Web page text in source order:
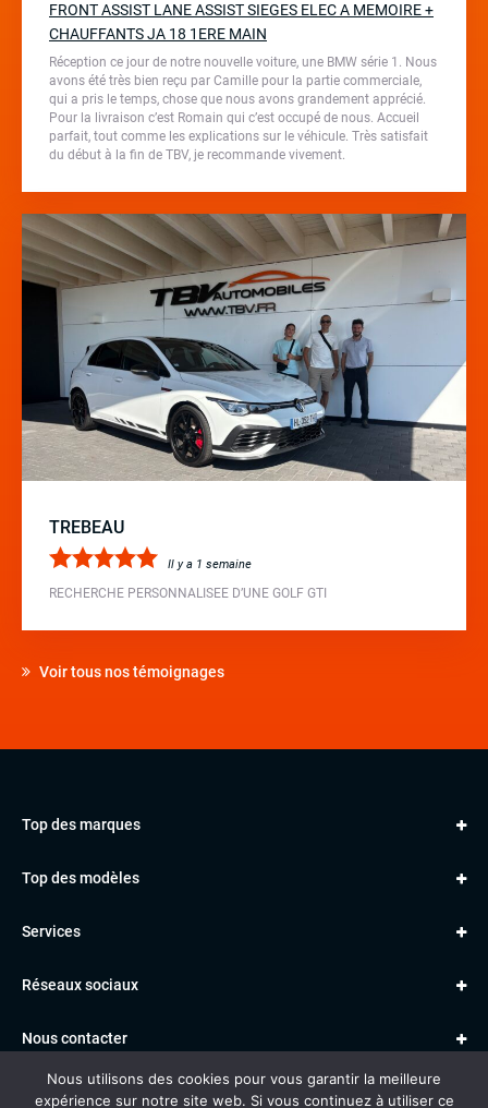
FRONT ASSIST LANE ASSIST SIEGES ELEC A MEMOIRE +
CHAUFFANTS JA 18 1ERE MAIN
Réception ce jour de notre nouvelle voiture, une BMW série 1. Nous
avons été très bien reçu par Camille pour la partie commerciale,
qui a pris le temps, chose que nous avons grandement apprécié.
Pour la livraison c’est Romain qui c’est occupé de nous. Accueil
parfait, tout comme les explications sur le véhicule. Très satisfait
du début à la fin de TBV, je recommande vivement.
TREBEAU
Il y a 1 semaine
RECHERCHE PERSONNALISEE D’UNE GOLF GTI
Voir tous nos témoignages
Top des marques
VOLKSWAGEN
BMW
Top des modèles
Classe A
A3
Services
Le garage TBV
Location TBV
Réseaux sociaux
Nous contacter
Données personnelles Mentions légales
Voitures vendues
Nous utilisons des cookies pour vous garantir la meilleure
expérience sur notre site web. Si vous continuez à utiliser ce